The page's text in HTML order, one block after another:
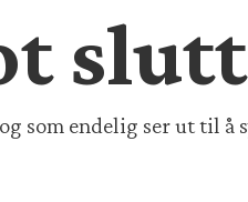
som endelig ser ut til å